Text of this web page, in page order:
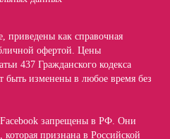
приведены как справочная
офертой. Цены
437 Гражданского кодекса
быть изменены в любое время без
запрещены в РФ. Они
признана в Российской